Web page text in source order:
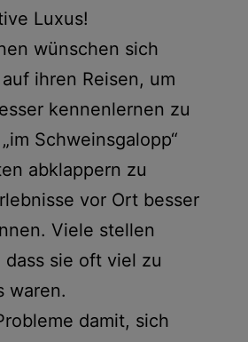
Luxus!
wünschen sich
ihren Reisen, um
kennenlernen zu
Schweinsgalopp“
abklappern zu
vor Ort besser
Viele stellen
sie oft viel zu
waren.
damit, sich